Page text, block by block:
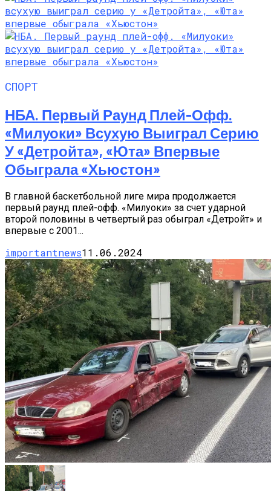
СПОРТ
НБА. Первый Раунд Плей-Офф.
«Милуоки» Всухую Выиграл Серию
У «Детройта», «Юта» Впервые
Обыграла «Хьюстон»
В главной баскетбольной лиге мира продолжается
первый раунд плей-офф. «Милуоки» за счет ударной
второй половины в четвертый раз обыграл «Детройт» и
впервые с 2001...
importantnews11.06.2024